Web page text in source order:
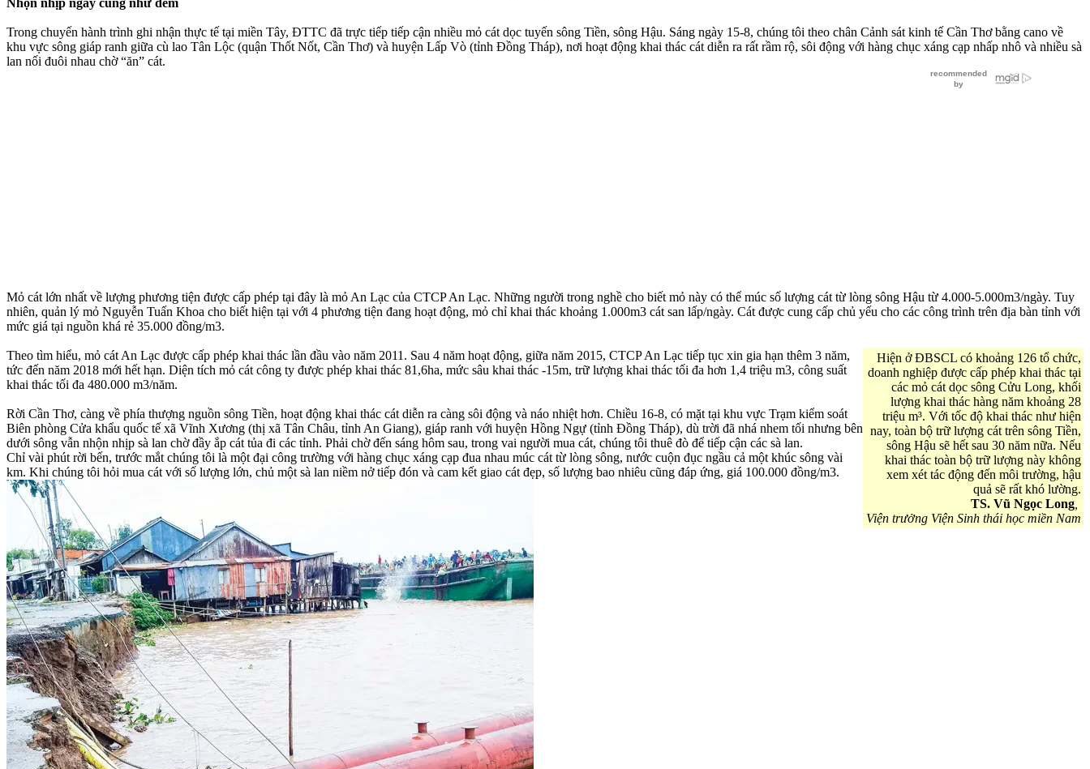
Nhộn nhịp ngày cũng như đêm
Trong chuyến hành trình ghi nhận thực tế tại miền Tây, ĐTTC đã trực tiếp tiếp cận nhiều mỏ cát dọc tuyến sông Tiền, sông Hậu. Sáng ngày 15-8, chúng tôi theo chân Cảnh sát kinh tế Cần Thơ bằng cano về
khu vực sông giáp ranh giữa cù lao Tân Lộc (quận Thốt Nốt, Cần Thơ) và huyện Lấp Vò (tỉnh Đồng Tháp), nơi hoạt động khai thác cát diễn ra rất rầm rộ, sôi động với hàng chục xáng cạp nhấp nhô và nhiều sà
lan nối đuôi nhau chờ “ăn” cát.
Mỏ cát lớn nhất về lượng phương tiện được cấp phép tại đây là mỏ An Lạc của CTCP An Lạc. Những người trong nghề cho biết mỏ này có thể múc số lượng cát từ lòng sông Hậu từ 4.000-5.000m3/ngày. Tuy
nhiên, quản lý mỏ Nguyễn Tuấn Khoa cho biết hiện tại với 4 phương tiện đang hoạt động, mỏ chỉ khai thác khoảng 1.000m3 cát san lấp/ngày. Cát được cung cấp chủ yếu cho các công trình trên địa bàn tỉnh với
mức giá tại nguồn khá rẻ 35.000 đồng/m3.
Hiện ở ĐBSCL có khoảng 126 tổ chức,
doanh nghiệp được cấp phép khai thác tại
các mỏ cát dọc sông Cửu Long, khối
lượng khai thác hàng năm khoảng 28
triệu m³. Với tốc độ khai thác như hiện
nay, toàn bộ trữ lượng cát trên sông Tiền,
sông Hậu sẽ hết sau 30 năm nữa. Nếu
khai thác toàn bộ trữ lượng này không
xem xét tác động đến môi trường, hậu
quả sẽ rất khó lường.
TS. Vũ Ngọc Long
Viện trưởng Viện Sinh thái học miền Nam
Theo tìm hiểu, mỏ cát An Lạc được cấp phép khai thác lần đầu vào năm 2011. Sau 4 năm hoạt động, giữa năm 2015, CTCP An Lạc tiếp tục xin gia hạn thêm 3 năm,
tức đến năm 2018 mới hết hạn. Diện tích mỏ cát công ty được phép khai thác 81,6ha, mức sâu khai thác -15m, trữ lượng khai thác tối đa hơn 1,4 triệu m3, công suất
khai thác tối đa 480.000 m3/năm.
Rời Cần Thơ, càng về phía thượng nguồn sông Tiền, hoạt động khai thác cát diễn ra càng sôi động và náo nhiệt hơn. Chiều 16-8, có mặt tại khu vực Trạm kiểm soát
Biên phòng Cửa khẩu quốc tế xã Vĩnh Xương (thị xã Tân Châu, tỉnh An Giang), giáp ranh với huyện Hồng Ngự (tỉnh Đồng Tháp), dù trời đã nhá nhem tối nhưng bên
dưới sông vẫn nhộn nhịp sà lan chờ đầy ắp cát tủa đi các tỉnh. Phải chờ đến sáng hôm sau, trong vai người mua cát, chúng tôi thuê đò để tiếp cận các sà lan.
Chỉ vài phút rời bến, trước mắt chúng tôi là một đại công trường với hàng chục xáng cạp đua nhau múc cát từ lòng sông, nước cuộn đục ngầu cả một khúc sông vài
km. Khi chúng tôi hỏi mua cát với số lượng lớn, chủ một sà lan niềm nở tiếp đón và cam kết giao cát đẹp, số lượng bao nhiêu cũng đáp ứng, giá 100.000 đồng/m3.